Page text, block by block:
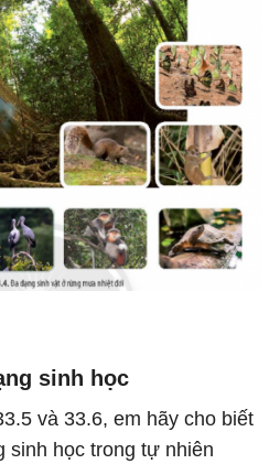
sinh học
và 33.6, em hãy cho biết
sinh học trong tự nhiên